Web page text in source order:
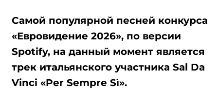
Самой популярной песней конкурса
«Евровидение 2026», по версии
Spotify, на данный момент является
трек итальянского участника Sal Da
Vinci «Per Sempre Sì».